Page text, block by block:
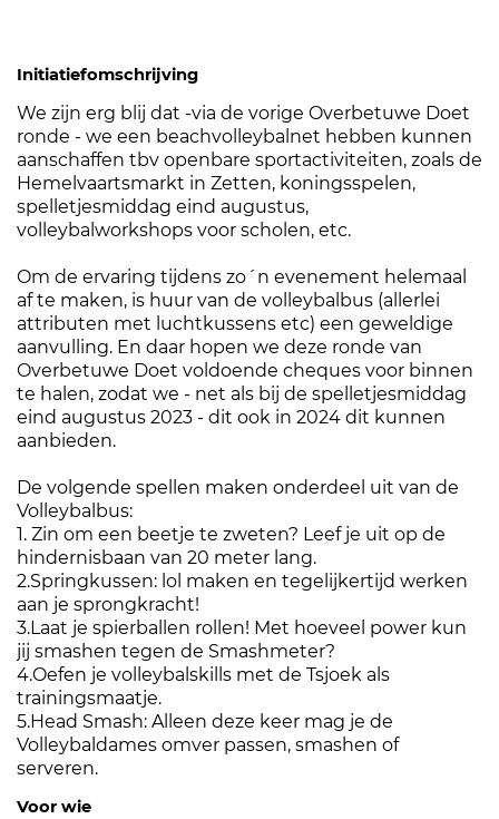
Initiatiefomschrijving
We zijn erg blij dat -via de vorige Overbetuwe Doet
ronde - we een beachvolleybalnet hebben kunnen
aanschaffen tbv openbare sportactiviteiten, zoals de
Hemelvaartsmarkt in Zetten, koningsspelen,
spelletjesmiddag eind augustus,
volleybalworkshops voor scholen, etc.
Om de ervaring tijdens zo´n evenement helemaal
af te maken, is huur van de volleybalbus (allerlei
attributen met luchtkussens etc) een geweldige
aanvulling. En daar hopen we deze ronde van
Overbetuwe Doet voldoende cheques voor binnen
te halen, zodat we - net als bij de spelletjesmiddag
eind augustus 2023 - dit ook in 2024 dit kunnen
aanbieden.
De volgende spellen maken onderdeel uit van de
Volleybalbus:
1. Zin om een beetje te zweten? Leef je uit op de
hindernisbaan van 20 meter lang.
2.Springkussen: lol maken en tegelijkertijd werken
aan je sprongkracht!
3.Laat je spierballen rollen! Met hoeveel power kun
jij smashen tegen de Smashmeter?
4.Oefen je volleybalskills met de Tsjoek als
trainingsmaatje.
5.Head Smash: Alleen deze keer mag je de
Volleybaldames omver passen, smashen of
serveren.
Voor wie